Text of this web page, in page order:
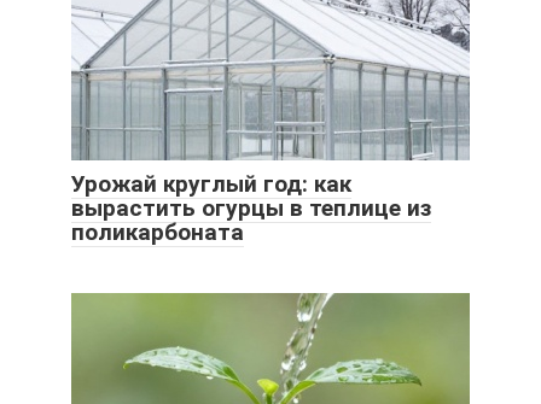
Урожай круглый год: как
вырастить огурцы в теплице из
поликарбоната